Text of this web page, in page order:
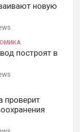
новую
построят в
проверит